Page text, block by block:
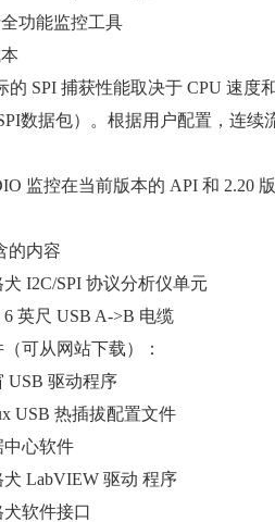
功能监控工具
的 SPI 捕获性能取决于 CPU 速度
数据包）。根据用户配置，连续
监控在当前版本的 API 和 2.20
的内容
I2C/SPI 协议分析仪单元
英尺 USB A->B 电缆
可从网站下载）：
USB 驱动程序
USB 热插拔配置文件
心软件
LabVIEW 驱动 程序
软件接口